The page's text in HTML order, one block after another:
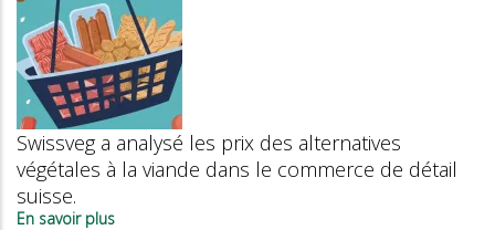
Swissveg a analysé les prix des alternatives
végétales à la viande dans le commerce de détail
suisse.
En savoir plus